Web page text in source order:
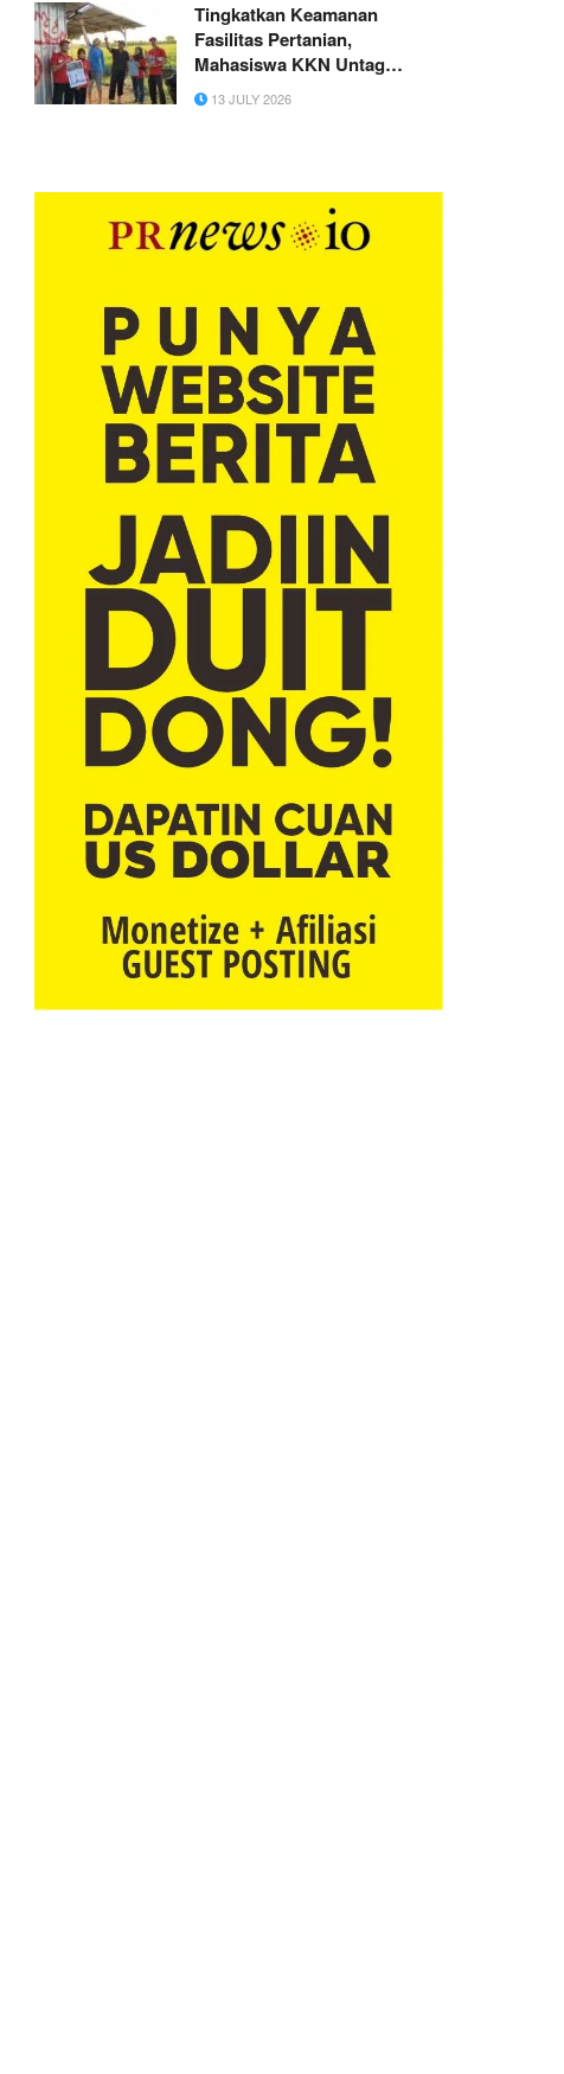
Tingkatkan Keamanan
Fasilitas Pertanian,
Mahasiswa KKN Untag
Surabaya Pasang Penerangan
Solar Panel di Desa Raci
13 JULY 2026